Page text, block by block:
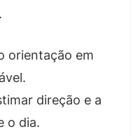
orientação em
direção e a
o dia.